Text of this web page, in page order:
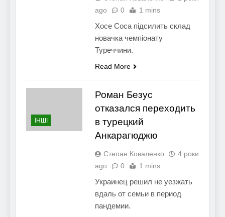
ago
0 1 mins
Хосе Соса підсилить склад
новачка чемпіонату
Туреччини.
Read More
ІНШІ
Роман Безус
отказался переходить
в турецкий
Анкарагюджю
Степан Коваленко
4 роки
ago
0 1 mins
Украинец решил не уезжать
вдаль от семьи в период
пандемии.